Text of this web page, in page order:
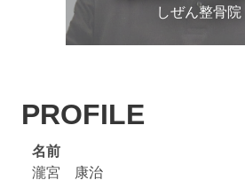
しぜん整骨院
PROFILE
名前
瀧宮 康治